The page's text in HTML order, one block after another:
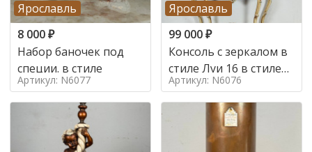
Ярославль
8 000₽
Набор баночек под
специи. в стиле
Артикул: N6077
Ярославль
99 000₽
Консоль с зеркалом в
стиле Луи 16 в стиле
Луи 16, Италия,
Артикул: N6076